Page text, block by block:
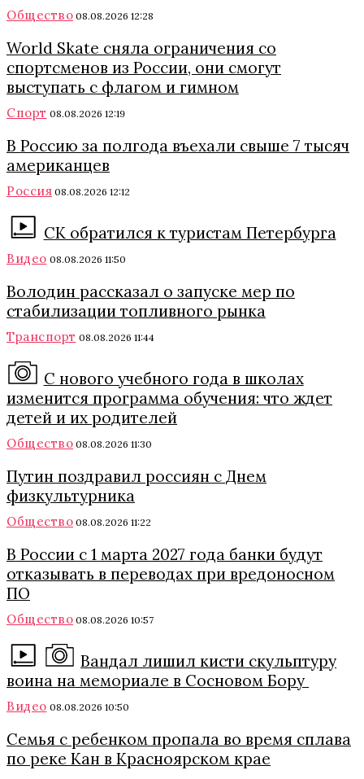
Общество 08.08.2026 12:28
World Skate сняла ограничения со
спортсменов из России, они смогут
выступать с флагом и гимном
Спорт 08.08.2026 12:19
В Россию за полгода въехали свыше 7 тысяч
американцев
Россия 08.08.2026 12:12
СК обратился к туристам Петербурга
Видео 08.08.2026 11:50
Володин рассказал о запуске мер по
стабилизации топливного рынка
Транспорт 08.08.2026 11:44
С нового учебного года в школах
изменится программа обучения: что ждет
детей и их родителей
Общество 08.08.2026 11:30
Путин поздравил россиян с Днем
физкультурника
Общество 08.08.2026 11:22
В России с 1 марта 2027 года банки будут
отказывать в переводах при вредоносном
ПО
Общество 08.08.2026 10:57
Вандал лишил кисти скульптуру
воина на мемориале в Сосновом Бору
Видео 08.08.2026 10:50
Семья с ребенком пропала во время сплава
по реке Кан в Красноярском крае